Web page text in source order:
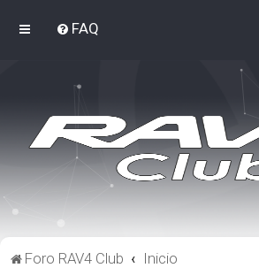
FAQ
Foro RAV4 Club Inicio